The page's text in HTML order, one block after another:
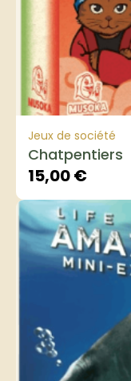
Jeux de société
Chatpentiers
15,00€